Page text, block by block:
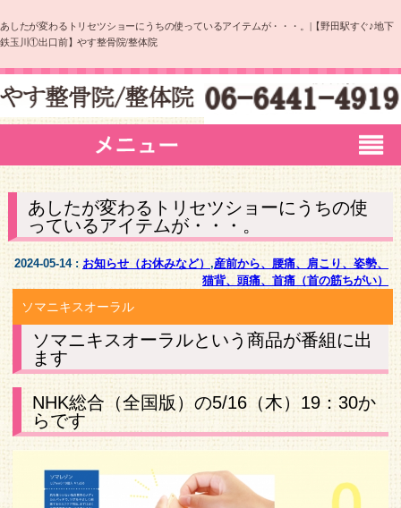
あしたが変わるトリセツショーにうちの使っているアイテムが・・・。|【野田駅すぐ♪地下
鉄玉川①出口前】やす整骨院/整体院
あしたが変わるトリセツショーにうちの使
っているアイテムが・・・。
2024-05-14 : お知らせ（お休みなど）,産前から、腰痛、肩こり、姿勢、
猫背、頭痛、首痛（首の筋ちがい）
ソマニキスオーラル
ソマニキスオーラルという商品が番組に出
ます
NHK総合（全国版）の5/16（木）19：30か
らです